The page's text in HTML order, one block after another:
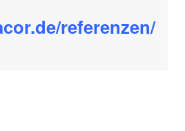
referenzen/